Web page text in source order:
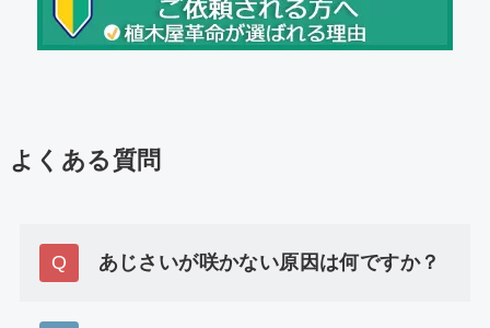
よくある質問
あじさいが咲かない原因は何ですか？